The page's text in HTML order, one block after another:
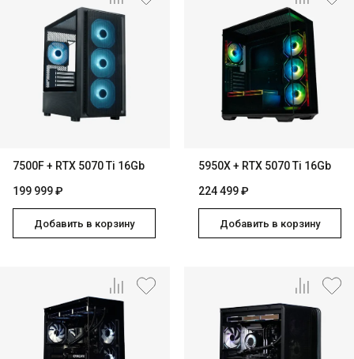
7500F + RTX 5070 Ti 16Gb
199 999 ₽
Добавить в корзину
5950X + RTX 5070 Ti 16Gb
224 499 ₽
Добавить в корзину